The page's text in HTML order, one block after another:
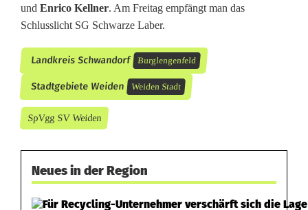
und Enrico Kellner. Am Freitag empfängt man das
Schlusslicht SG Schwarze Laber.
Landkreis Schwandorf Burglengenfeld
Stadtgebiete Weiden Weiden Stadt
SpVgg SV Weiden
Neues in der Region